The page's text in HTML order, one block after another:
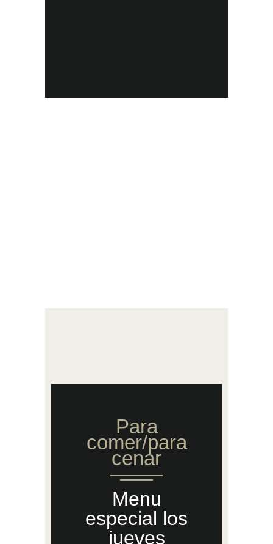
Para
comer/para
cenar
Menu
especial los
jueves